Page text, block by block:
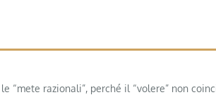
“mete razionali”, perché il “volere” non